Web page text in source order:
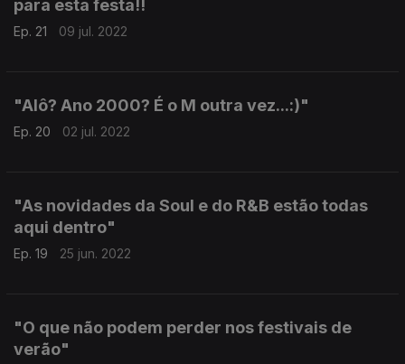
para esta festa!!
Ep. 21 09 jul. 2022
"Alô? Ano 2000? É o M outra vez...:)"
Ep. 20 02 jul. 2022
"As novidades da Soul e do R&B estão todas
aqui dentro"
Ep. 19 25 jun. 2022
"O que não podem perder nos festivais de
verão"